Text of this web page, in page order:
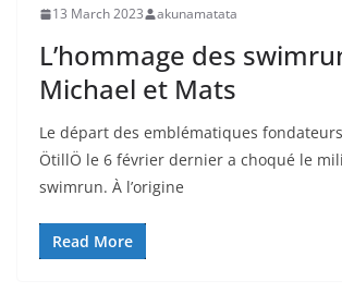
13 March 2023 akunamatata
L’hommage des
Michael et Mats
Le départ des emblématiques
ÖtillÖ le 6 février dernier a choqué le
swimrun. À l’origine
Read More